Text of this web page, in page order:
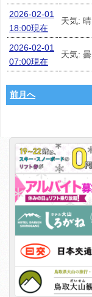
2026-02-01
18:00現在
天気: 晴
2026-02-01
07:00現在
天気: 曇
前月へ